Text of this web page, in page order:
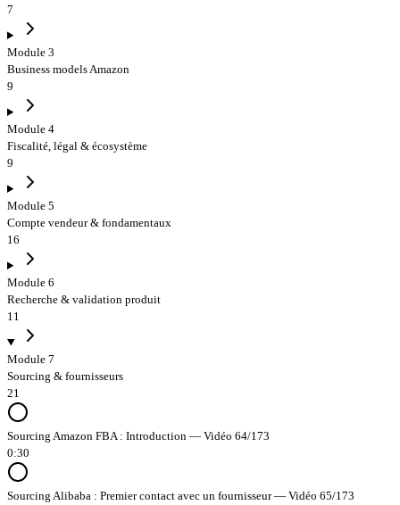
7
Module 3
Business models Amazon
9
Module 4
Fiscalité, légal & écosystème
9
Module 5
Compte vendeur & fondamentaux
16
Module 6
Recherche & validation produit
11
Module 7
Sourcing & fournisseurs
21
Sourcing Amazon FBA : Introduction — Vidéo 64/173
0:30
Sourcing Alibaba : Premier contact avec un fournisseur — Vidéo 65/173